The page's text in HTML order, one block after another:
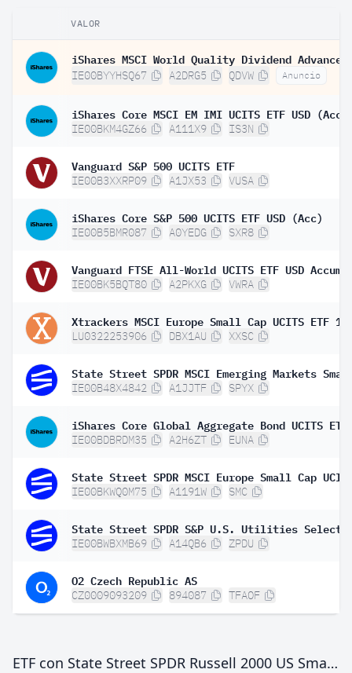
VALOR
IE00BYYHSQ67 A2DRG5 QDVW Anuncio
iShares Core MSCI EM IMI UCITS ETF USD (Acc)
IE00BKM4GZ66 A111X9 IS3N
Vanguard S&P 500 UCITS ETF
IE00B3XXRP09 A1JX53 VUSA
iShares Core S&P 500 UCITS ETF USD (Acc)
IE00B5BMR087 A0YEDG SXR8
IE00BK5BQT80 A2PKXG VWRA
Xtrackers MSCI Europe Small Cap UCITS ETF 1C
LU0322253906 DBX1AU XXSC
IE00B48X4842 A1JJTF SPYX
IE00BDBRDM35 A2H6ZT EUNA
IE00BKWQ0M75 A1191W SMC
IE00BWBXMB69 A14QB6 ZPDU
O2 Czech Republic AS
CZ0009093209 894087 TFAOF
ETF con State Street SPDR Russell 2000 US Small Cap UCITS ETF